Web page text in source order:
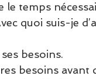
le temps
quoi suis-je
besoins.
besoins avant